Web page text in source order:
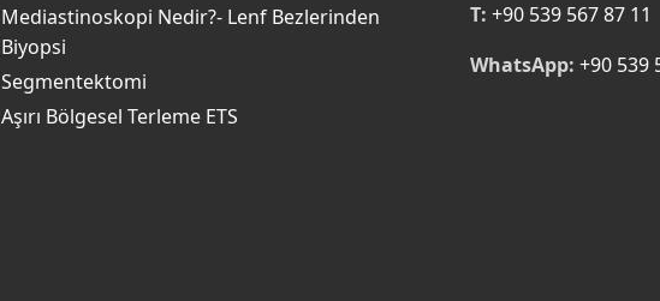
Mediastinoskopi Nedir?- Lenf Bezlerinden
Biyopsi
Segmentektomi
Aşırı Bölgesel Terleme ETS
T: +90 539 567 87 11
WhatsApp: +90 539